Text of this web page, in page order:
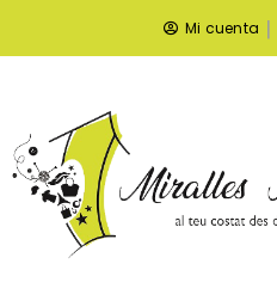
Mi cuenta |